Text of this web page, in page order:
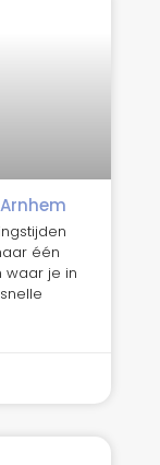
één
waar je in